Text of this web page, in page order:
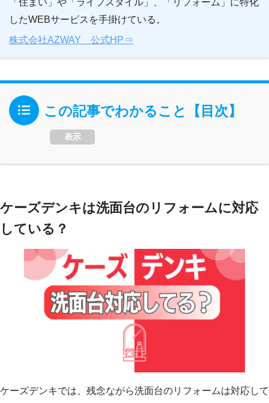
したWEBサービスを手掛けている。
株式会社AZWAY 公式HP⇒
この記事でわかること【目次】
表示
ケーズデンキは洗面台のリフォームに対応
している？
ケーズデンキでは、残念ながら洗面台のリフォームは対応して